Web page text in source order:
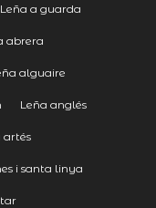
Leña a guarda
abrera
alguaire
Leña anglés
artés
i santa linya